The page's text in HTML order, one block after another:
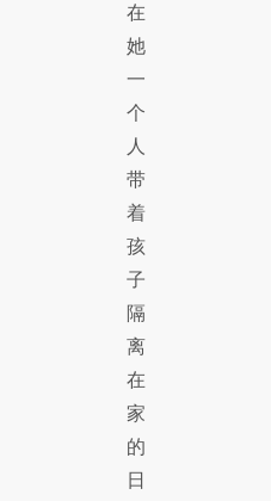
在
她
一
个
人
带
着
孩
子
隔
离
在
家
的
日